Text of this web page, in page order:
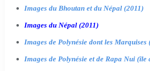
Images du Bhoutan et du Népal (2011)
Images du Népal (2011)
Images de Polynésie dont les Marquises
Images de Polynésie et de Rapa Nui (île